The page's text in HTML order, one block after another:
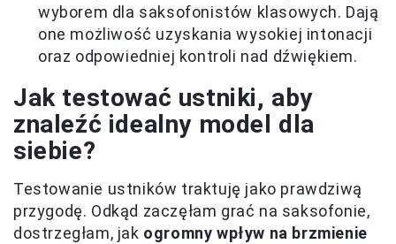
wyborem dla saksofonistów klasowych. Dają
one możliwość uzyskania wysokiej intonacji
oraz odpowiedniej kontroli nad dźwiękiem.
Jak testować ustniki, aby
znaleźć idealny model dla
siebie?
Testowanie ustników traktuję jako prawdziwą
przygodę. Odkąd zaczęłam grać na saksofonie,
dostrzegłam, jak ogromny wpływ na brzmienie